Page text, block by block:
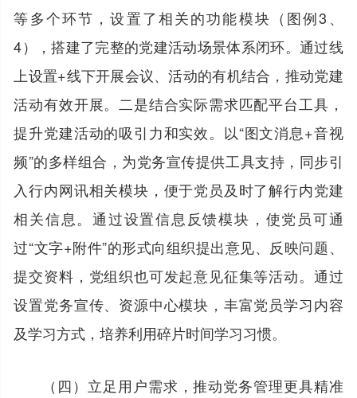
等多个环节，设置了相关的功能模块（图例3、
4），搭建了完整的党建活动场景体系闭环。通过线
上设置+线下开展会议、活动的有机结合，推动党建
活动有效开展。二是结合实际需求匹配平台工具，
提升党建活动的吸引力和实效。以“图文消息+音视
频”的多样组合，为党务宣传提供工具支持，同步引
入行内网讯相关模块，便于党员及时了解行内党建
相关信息。通过设置信息反馈模块，使党员可通
过“文字+附件”的形式向组织提出意见、反映问题、
提交资料，党组织也可发起意见征集等活动。通过
设置党务宣传、资源中心模块，丰富党员学习内容
及学习方式，培养利用碎片时间学习习惯。
（四）立足用户需求，推动党务管理更具精准